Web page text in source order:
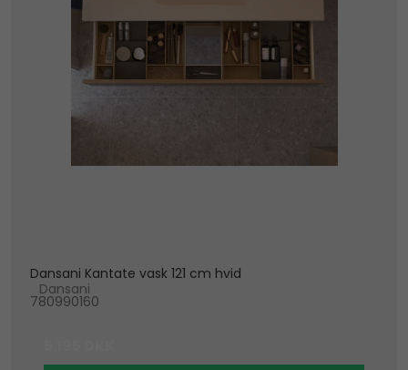
Dansani Kantate vask 121 cm hvid
Dansani
780990160